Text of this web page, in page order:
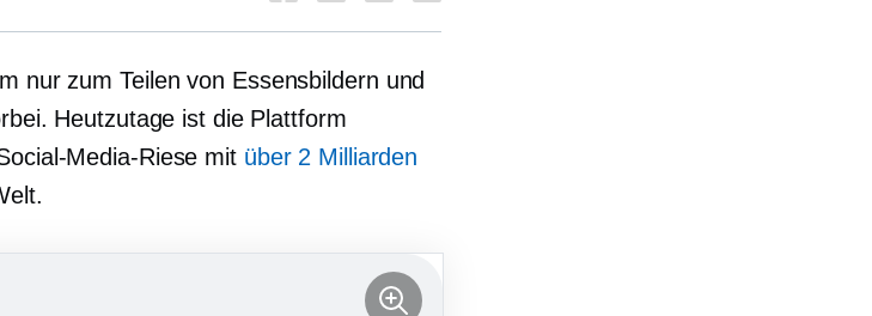
nur zum Teilen von Essensbildern und
Heutzutage ist die Plattform
Media-Riese mit über 2 Milliarden